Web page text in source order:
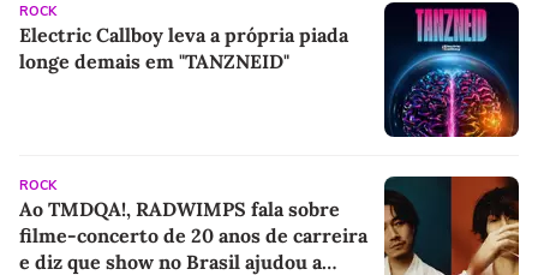
ROCK
Electric Callboy leva a própria piada
longe demais em "TANZNEID"
ROCK
Ao TMDQA!, RADWIMPS fala sobre
filme-concerto de 20 anos de carreira
e diz que show no Brasil ajudou a